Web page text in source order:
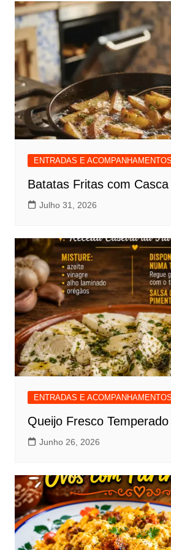
ENTRADAS E ACOMPANHAMENTOS
Batatas Fritas com
Julho 31, 2026
ENTRADAS E ACOMPANHAMENTOS
Queijo Fresco Temperado
Junho 26, 2026